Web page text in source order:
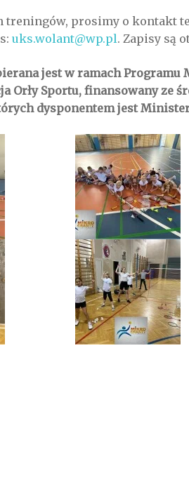
treningów, prosimy o kontakt
uks.wolant@wp.pl. Zapisy są
jest w ramach
Orły Sportu, finansowany ze
dysponentem jest